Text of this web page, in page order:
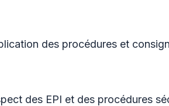
des procédures et
des EPI et des procédures